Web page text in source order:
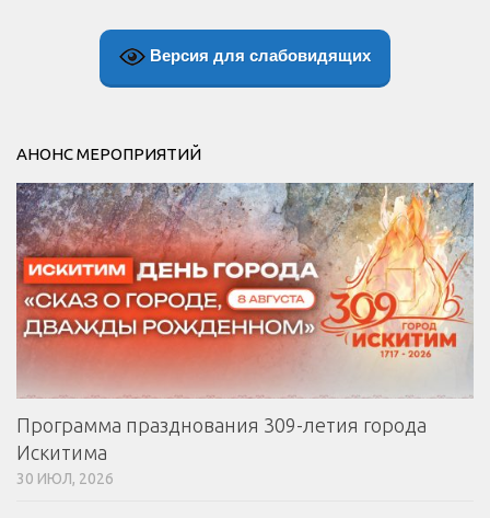
Версия для слабовидящих
АНОНС МЕРОПРИЯТИЙ
Программа празднования 309-летия города
Искитима
30 ИЮЛ, 2026